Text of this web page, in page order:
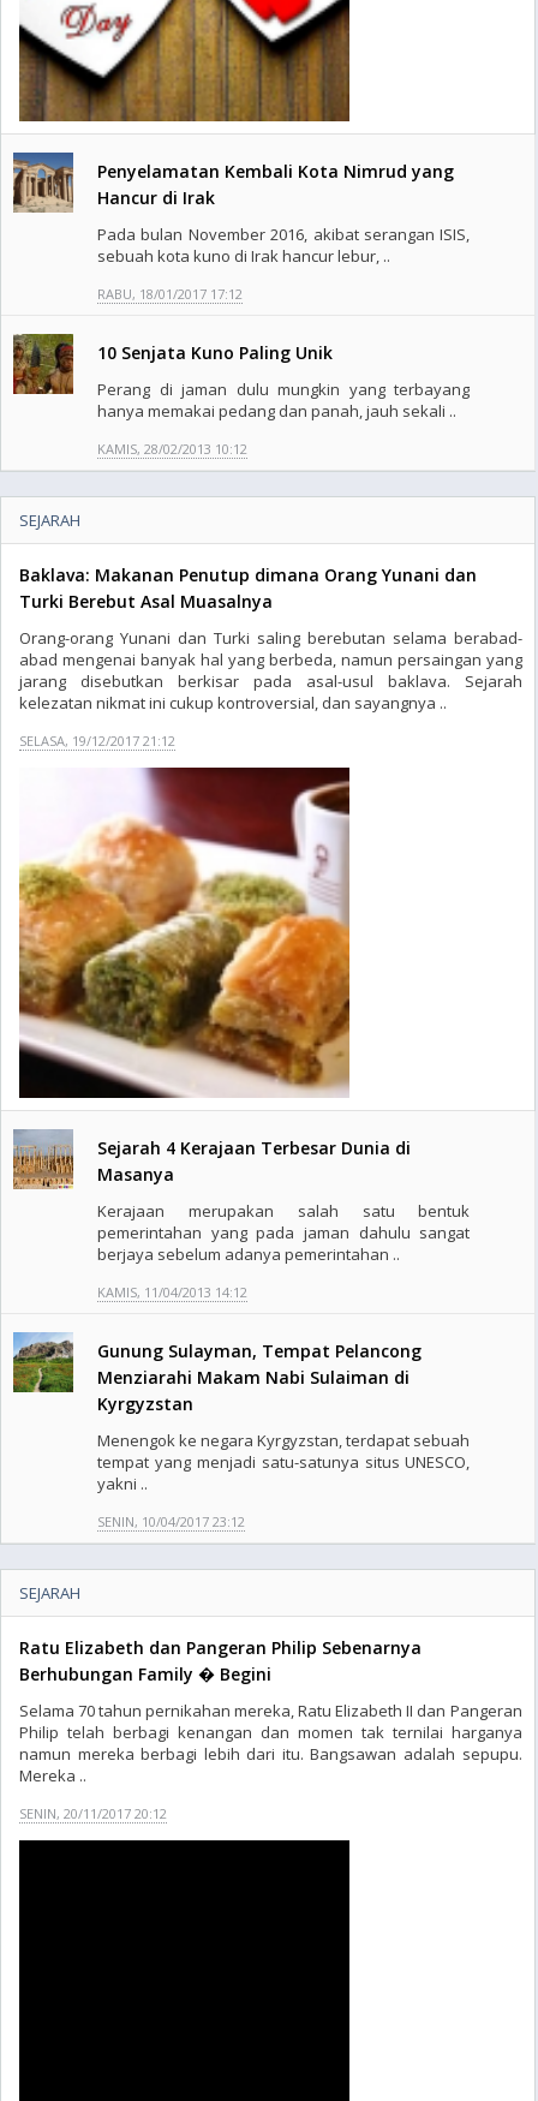
Penyelamatan Kembali Kota Nimrud yang
Hancur di Irak
Pada bulan November 2016, akibat serangan ISIS,
sebuah kota kuno di Irak hancur lebur, ..
RABU, 18/01/2017 17:12
10 Senjata Kuno Paling Unik
Perang di jaman dulu mungkin yang terbayang
hanya memakai pedang dan panah, jauh sekali ..
KAMIS, 28/02/2013 10:12
SEJARAH
Baklava: Makanan Penutup dimana Orang Yunani dan
Turki Berebut Asal Muasalnya
Orang-orang Yunani dan Turki saling berebutan selama berabad-
abad mengenai banyak hal yang berbeda, namun persaingan yang
jarang disebutkan berkisar pada asal-usul baklava. Sejarah
kelezatan nikmat ini cukup kontroversial, dan sayangnya ..
SELASA, 19/12/2017 21:12
Sejarah 4 Kerajaan Terbesar Dunia di
Masanya
Kerajaan merupakan salah satu bentuk
pemerintahan yang pada jaman dahulu sangat
berjaya sebelum adanya pemerintahan ..
KAMIS, 11/04/2013 14:12
Gunung Sulayman, Tempat Pelancong
Menziarahi Makam Nabi Sulaiman di
Kyrgyzstan
Menengok ke negara Kyrgyzstan, terdapat sebuah
tempat yang menjadi satu-satunya situs UNESCO,
yakni ..
SENIN, 10/04/2017 23:12
SEJARAH
Ratu Elizabeth dan Pangeran Philip Sebenarnya
Berhubungan Family � Begini
Selama 70 tahun pernikahan mereka, Ratu Elizabeth II dan Pangeran
Philip telah berbagi kenangan dan momen tak ternilai harganya
namun mereka berbagi lebih dari itu. Bangsawan adalah sepupu.
Mereka ..
SENIN, 20/11/2017 20:12